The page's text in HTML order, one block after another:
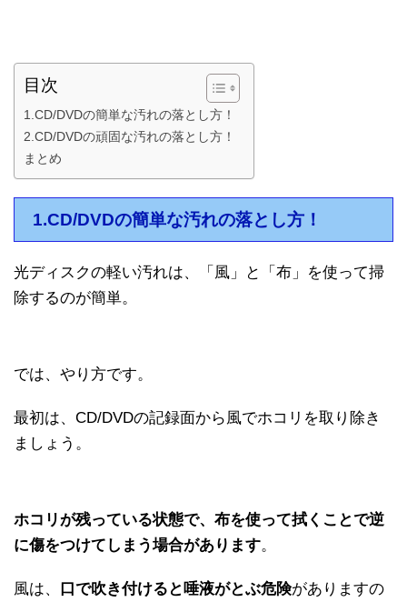
目次
1.CD/DVDの簡単な汚れの落とし方！
2.CD/DVDの頑固な汚れの落とし方！
まとめ
1.CD/DVDの簡単な汚れの落とし方！
光ディスクの軽い汚れは、「風」と「布」を使って掃
除するのが簡単。
では、やり方です。
最初は、CD/DVDの記録面から風でホコリを取り除き
ましょう。
ホコリが残っている状態で、布を使って拭くことで逆
に傷をつけてしまう場合があります。
風は、 口で吹き付けると唾液がとぶ危険がありますの